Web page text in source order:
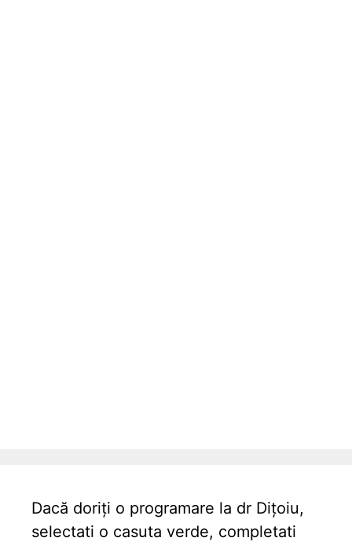
Dacă doriți o programare la dr Dițoiu,
selectati o casuta verde, completati